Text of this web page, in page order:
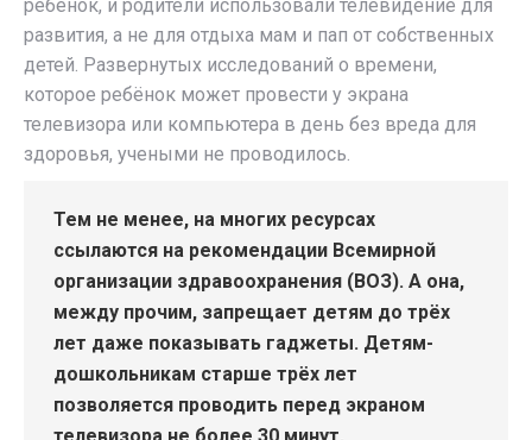
ребёнок, и родители использовали телевидение для
развития, а не для отдыха мам и пап от собственных
детей. Развернутых исследований о времени,
которое ребёнок может провести у экрана
телевизора или компьютера в день без вреда для
здоровья, учеными не проводилось.
Тем не менее, на многих ресурсах
ссылаются на рекомендации Всемирной
организации здравоохранения (ВОЗ). А она,
между прочим, запрещает детям до трёх
лет даже показывать гаджеты. Детям-
дошкольникам старше трёх лет
позволяется проводить перед экраном